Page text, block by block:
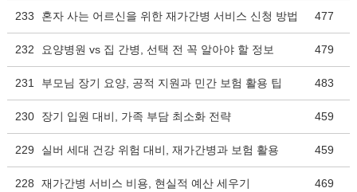
233 혼자 사는 어르신을 위한 재가간병 서비스 신청 방법 477
232 요양병원 vs 집 간병, 선택 전 꼭 알아야 할 정보 479
231 부모님 장기 요양, 공적 지원과 민간 보험 활용 팁 483
230 장기 입원 대비, 가족 부담 최소화 전략 459
229 실버 세대 건강 위험 대비, 재가간병과 보험 활용 459
228 재가간병 서비스 비용, 현실적 예산 세우기 469